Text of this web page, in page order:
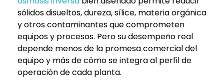
sólidos disueltos, dureza, sílice, materia orgánica
y otros contaminantes que comprometen
equipos y procesos. Pero su desempeño real
depende menos de la promesa comercial del
equipo y más de cómo se integra al perfil de
operación de cada planta.